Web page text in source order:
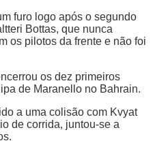
furo logo após o segundo
Bottas, que nunca
os pilotos da frente e não foi
os dez primeiros
de Maranello no Bahrain.
a uma colisão com Kvyat
de corrida, juntou-se a